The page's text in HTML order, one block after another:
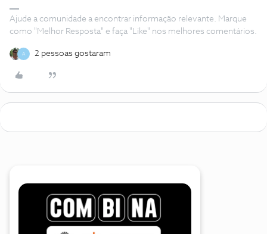
Ajude a comunidade a encontrar informação relevante. Marque
como "Melhor Resposta" e faça "Like" nos melhores comentários.
A 2 pessoas gostaram